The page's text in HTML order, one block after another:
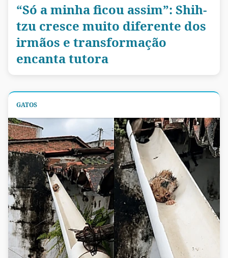
“Só a minha ficou assim”: Shih-
tzu cresce muito diferente dos
irmãos e transformação
encanta tutora
GATOS